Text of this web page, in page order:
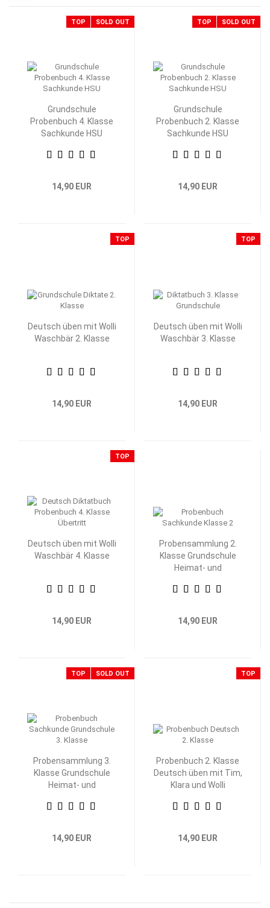
TOP SOLD OUT
Grundschule
Probenbuch 4. Klasse
Sachkunde HSU
14,90 EUR
TOP SOLD OUT
Grundschule
Probenbuch 2. Klasse
Sachkunde HSU
14,90 EUR
TOP
Deutsch üben mit Wolli
Waschbär 2. Klasse
14,90 EUR
TOP
Deutsch üben mit Wolli
Waschbär 3. Klasse
14,90 EUR
TOP
Deutsch üben mit Wolli
Waschbär 4. Klasse
14,90 EUR
Probensammlung 2.
Klasse Grundschule
Heimat- und
14,90 EUR
TOP SOLD OUT
Probensammlung 3.
Klasse Grundschule
Heimat- und
14,90 EUR
TOP
Probenbuch 2. Klasse
Deutsch üben mit Tim,
Klara und Wolli
14,90 EUR